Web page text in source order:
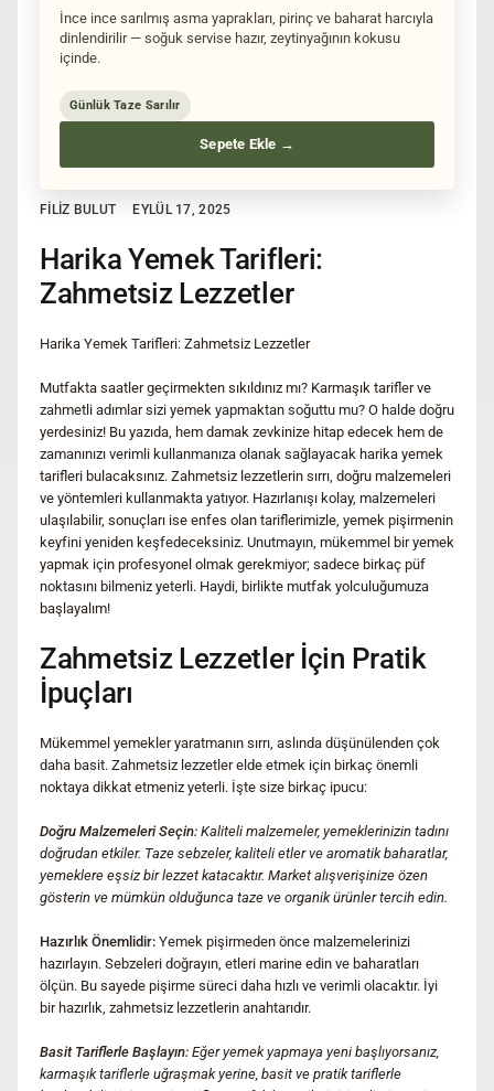
İnce ince sarılmış asma yaprakları, pirinç ve baharat harcıyla
dinlendirilir — soğuk servise hazır, zeytinyağının kokusu
içinde.
Günlük Taze Sarılır
Sepete Ekle →
FILIZ BULUT EYLÜL 17, 2025
Harika Yemek Tarifleri:
Zahmetsiz Lezzetler
Harika Yemek Tarifleri: Zahmetsiz Lezzetler
Mutfakta saatler geçirmekten sıkıldınız mı? Karmaşık tarifler ve
zahmetli adımlar sizi yemek yapmaktan soğuttu mu? O halde doğru
yerdesiniz! Bu yazıda, hem damak zevkinize hitap edecek hem de
zamanınızı verimli kullanmanıza olanak sağlayacak harika yemek
tarifleri bulacaksınız. Zahmetsiz lezzetlerin sırrı, doğru malzemeleri
ve yöntemleri kullanmakta yatıyor. Hazırlanışı kolay, malzemeleri
ulaşılabilir, sonuçları ise enfes olan tariflerimizle, yemek pişirmenin
keyfini yeniden keşfedeceksiniz. Unutmayın, mükemmel bir yemek
yapmak için profesyonel olmak gerekmiyor; sadece birkaç püf
noktasını bilmeniz yeterli. Haydi, birlikte mutfak yolculuğumuza
başlayalım!
Zahmetsiz Lezzetler İçin Pratik
İpuçları
Mükemmel yemekler yaratmanın sırrı, aslında düşünülenden çok
daha basit. Zahmetsiz lezzetler elde etmek için birkaç önemli
noktaya dikkat etmeniz yeterli. İşte size birkaç ipucu:
Doğru Malzemeleri Seçin: Kaliteli malzemeler, yemeklerinizin tadını
doğrudan etkiler. Taze sebzeler, kaliteli etler ve aromatik baharatlar,
yemeklere eşsiz bir lezzet katacaktır. Market alışverişinize özen
gösterin ve mümkün olduğunca taze ve organik ürünler tercih edin.
Hazırlık Önemlidir: Yemek pişirmeden önce malzemelerinizi
hazırlayın. Sebzeleri doğrayın, etleri marine edin ve baharatları
ölçün. Bu sayede pişirme süreci daha hızlı ve verimli olacaktır. İyi
bir hazırlık, zahmetsiz lezzetlerin anahtarıdır.
Basit Tariflerle Başlayın: Eğer yemek yapmaya yeni başlıyorsanız,
karmaşık tariflerle uğraşmak yerine, basit ve pratik tariflerle